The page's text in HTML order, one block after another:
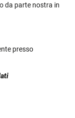
da parte nostra in
presso